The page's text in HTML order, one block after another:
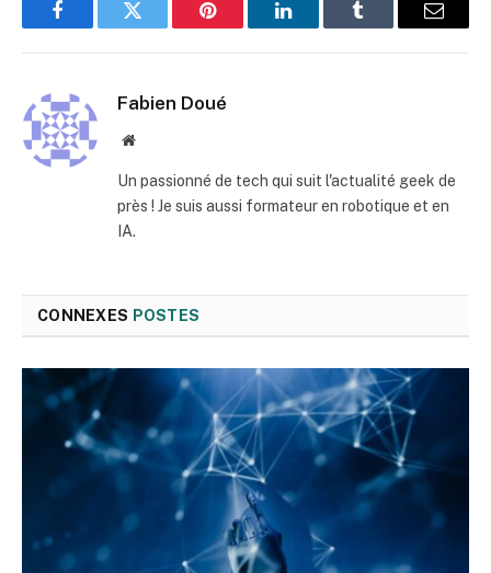
FacebookTwitter Pinterest LinkedInTumblr
E-
Fabien Doué
Site
Un passionné de tech qui suit l'actualité geek de
près ! Je suis aussi formateur en robotique et en
IA.
CONNEXES POSTES